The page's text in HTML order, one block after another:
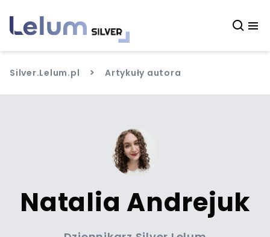
Silver.Lelum.pl > Artykuły autora
Natalia Andrejuk